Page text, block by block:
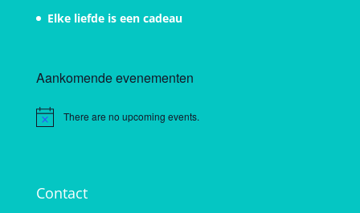
Elke liefde is een cadeau
Aankomende evenementen
Notice There are no upcoming events.
Contact